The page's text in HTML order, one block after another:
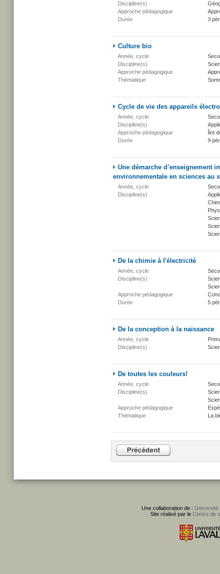
Discipline(s)
Approche pédagogique
Durée
3
Culture bio
Année, cycle
Discipline(s)
Approche pédagogique
Thématique
Cycle de vie des appareils
Année, cycle
Discipline(s)
Approche pédagogique
Îlot
Durée
9
Une démarche d’enseignement
environnementale en sciences au
Année, cycle
Discipline(s)
De la chimie à l'électricité
Année, cycle
Discipline(s)
Approche pédagogique
Durée
5
De la conception à la naissance
Année, cycle
Discipline(s)
De toutes les couleurs!
Année, cycle
Discipline(s)
Approche pédagogique
Thématique
La
Une collaboration de : Université
Site réalisé par le Centre de